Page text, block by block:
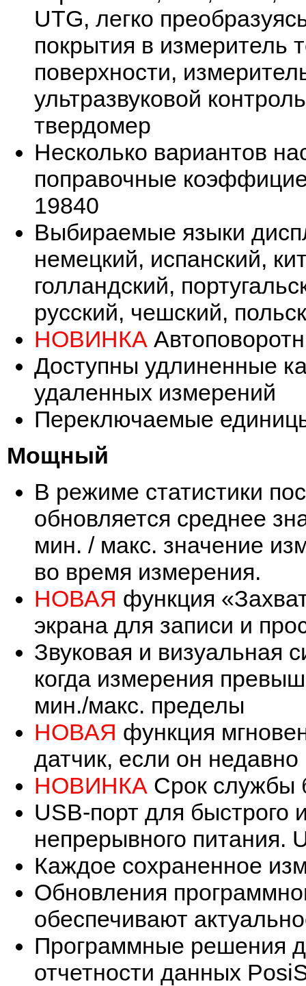
UTG, легко
покрытия в измеритель
поверхности,
ультразвуковой
твердомер
Несколько вариантов
поправочные
19840
Выбираемые языки
немецкий, испанский,
голландский,
русский, чешский,
НОВИНКА
Доступны удлиненные
удаленных измерений
Переключаемые
Мощный
В режиме статистики
обновляется среднее
мин. / макс. значение
во время измерения.
НОВАЯ функция
экрана для записи и
Звуковая и визуальная
когда измерения
мин./макс. пределы
НОВАЯ функция
датчик, если он
НОВИНКА Срок службы
USB-порт для быстрого
непрерывного питания.
Каждое сохраненное
Обновления
обеспечивают
Программные решения
отчетности данных